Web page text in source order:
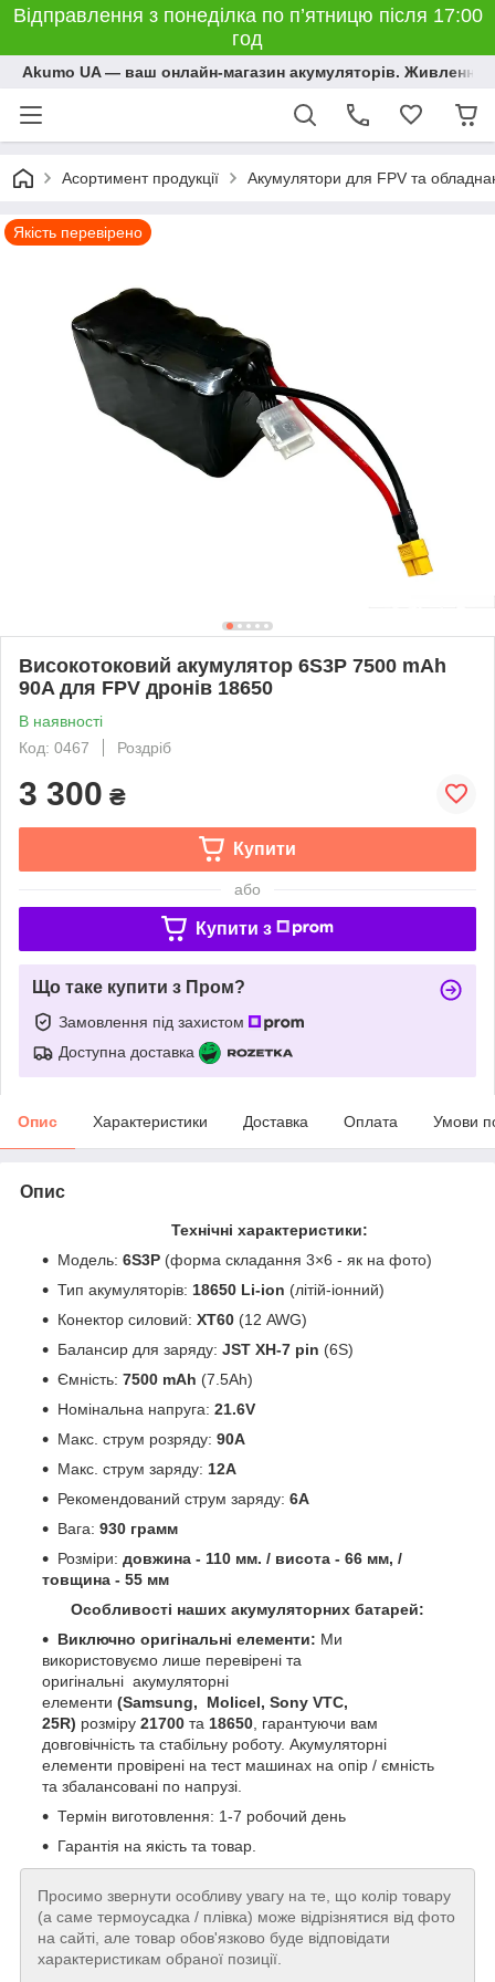
Відправлення з понеділка по п’ятницю після 17:00
год
Akumo UA — ваш онлайн-магазин акумуляторів. Живлення,
Асортимент продукції Акумулятори для FPV та
Якість перевірено
Високотоковий акумулятор 6S3P 7500 mAh
90A для FPV дронів 18650
В наявності
Код: 0467
Роздріб
3 300 ₴
Купити
або
Купити з
Що таке купити з Пром?
Замовлення під захистом
Доступна доставка
Опис Характеристики Доставка Оплата Умови
Опис
Технічні характеристики:
Модель: 6S3P (форма складання 3×6 - як на фото)
Тип акумуляторів: 18650 Li-ion (літій-іонний)
Конектор силовий: ХТ60 (12 AWG)
Балансир для заряду: JST XH-7 pin (6S)
Ємність: 7500 mAh (7.5Ah)
Номінальна напруга: 21.6V
Макс. струм розряду: 90А
Макс. струм заряду: 12А
Рекомендований струм заряду: 6А
Вага: 930 грамм
Розміри: довжина - 110 мм. / висота - 66 мм, /
товщина - 55 мм
Особливості наших акумуляторних батарей:
Виключно оригінальні елементи: Ми
використовуємо лише перевірені та
оригінальні акумуляторні
елементи (Samsung, Molicel, Sony VTC,
25R) розміру 21700 та 18650 , гарантуючи вам
довговічність та стабільну роботу. Акумуляторні
елементи провірені на тест машинах на опір / ємність
та збалансовані по напрузі.
Термін виготовлення: 1-7 робочий день
Гарантія на якість та товар.
Просимо звернути особливу увагу на те, що колір товару
(а саме термоусадка / плівка) може відрізнятися від фото
на сайті, але товар обов'язково буде відповідати
характеристикам обраної позиції.